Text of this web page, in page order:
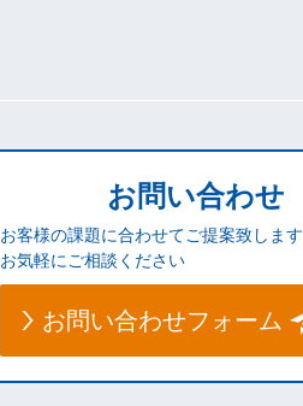
お問い合わせ
お客様の課題に合わせてご提案致します
お気軽にご相談ください
お問い合わせフォーム